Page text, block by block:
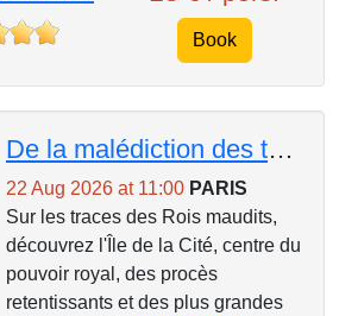
Book
De la malédiction des templiers à l'exécution de Ravaillac.
22 Aug 2026 at 11:00 PARIS
Sur les traces des Rois maudits,
découvrez l'Île de la Cité, centre du
pouvoir royal, des procès
retentissants et des plus grandes